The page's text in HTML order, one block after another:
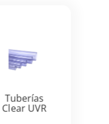
Tuberías
Clear UVR

Ver más